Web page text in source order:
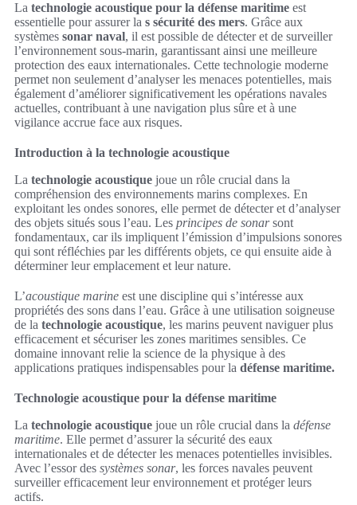
La technologie acoustique pour la défense maritime est
essentielle pour assurer la s sécurité des mers. Grâce aux
systèmes sonar naval, il est possible de détecter et de surveiller
l’environnement sous-marin, garantissant ainsi une meilleure
protection des eaux internationales. Cette technologie moderne
permet non seulement d’analyser les menaces potentielles, mais
également d’améliorer significativement les opérations navales
actuelles, contribuant à une navigation plus sûre et à une
vigilance accrue face aux risques.
Introduction à la technologie acoustique
La technologie acoustique joue un rôle crucial dans la
compréhension des environnements marins complexes. En
exploitant les ondes sonores, elle permet de détecter et d’analyser
des objets situés sous l’eau. Les principes de sonarsont
fondamentaux, car ils impliquent l’émission d’impulsions sonores
qui sont réfléchies par les différents objets, ce qui ensuite aide à
déterminer leur emplacement et leur nature.
L’acoustique marine est une discipline qui s’intéresse aux
propriétés des sons dans l’eau. Grâce à une utilisation soigneuse
de la technologie acoustique, les marins peuvent naviguer plus
efficacement et sécuriser les zones maritimes sensibles. Ce
domaine innovant relie la science de la physique à des
applications pratiques indispensables pour la défense maritime.
Technologie acoustique pour la défense maritime
La technologie acoustique joue un rôle crucial dans la défense
maritime. Elle permet d’assurer la sécurité des eaux
internationales et de détecter les menaces potentielles invisibles.
Avec l’essor des systèmes sonar, les forces navales peuvent
surveiller efficacement leur environnement et protéger leurs
actifs.